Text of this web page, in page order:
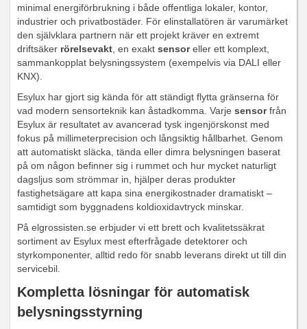
minimal energiförbrukning i både offentliga lokaler, kontor,
industrier och privatbostäder. För elinstallatören är varumärket
den självklara partnern när ett projekt kräver en extremt
driftsäker rörelsevakt , en exakt sensoreller ett komplext,
sammankopplat belysningssystem (exempelvis via DALI eller
KNX).
Esylux har gjort sig kända för att ständigt flytta gränserna för
vad modern sensorteknik kan åstadkomma. Varje sensorfrån
Esylux är resultatet av avancerad tysk ingenjörskonst med
fokus på millimeterprecision och långsiktig hållbarhet. Genom
att automatiskt släcka, tända eller dimra belysningen baserat
på om någon befinner sig i rummet och hur mycket naturligt
dagsljus som strömmar in, hjälper deras produkter
fastighetsägare att kapa sina energikostnader dramatiskt –
samtidigt som byggnadens koldioxidavtryck minskar.
På elgrossisten.se erbjuder vi ett brett och kvalitetssäkrat
sortiment av Esylux mest efterfrågade detektorer och
styrkomponenter, alltid redo för snabb leverans direkt ut till din
servicebil.
Kompletta lösningar för automatisk
belysningsstyrning